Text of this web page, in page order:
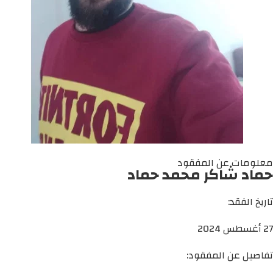
معلومات عن المفقود
حماد شاكر محمد حماد
تاريخ الفقد:
27 أغسطس 2024
تفاصيل عن المفقود: